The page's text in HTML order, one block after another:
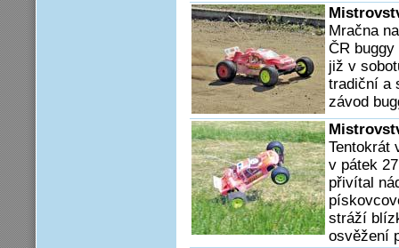
Mračna
ČR
již v
tradiční a
závod
Tentokrát
v pátek
přivítal
stráží
osvěžení